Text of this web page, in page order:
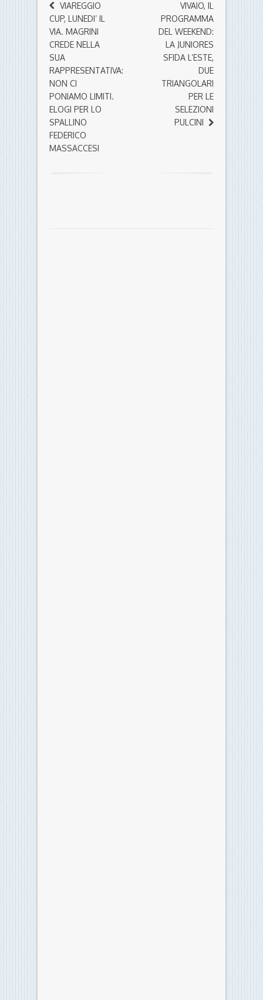
VIAREGGIO
CUP, LUNEDI’ IL
VIA. MAGRINI
CREDE NELLA
SUA
RAPPRESENTATIVA:
NON CI
PONIAMO LIMITI.
ELOGI PER LO
SPALLINO
FEDERICO
MASSACCESI
VIVAIO, IL
PROGRAMMA
DEL WEEKEND:
LA JUNIORES
SFIDA L’ESTE,
DUE
TRIANGOLARI
PER LE
SELEZIONI
PULCINI